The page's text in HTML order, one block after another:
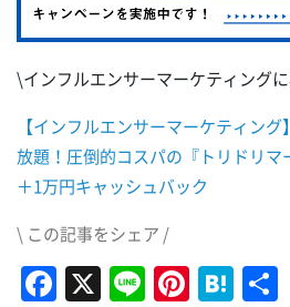
\インフルエンサーマーケティング
【インフルエンサーマーケティン
放題！圧倒的コスパの『トリドリ
＋1万円キャッシュバック
\ この記事をシェア /
Facebook
X Line